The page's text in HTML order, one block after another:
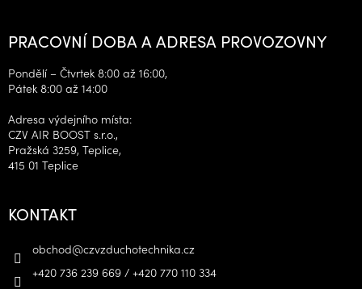
PRACOVNÍ DOBA A ADRESA PROVOZOVNY
Pondělí – Čtvrtek 8:00 až 16:00,
Pátek 8:00 až 14:00
Adresa výdejního místa:
CZV AIR BOOST s.r.o.,
Pražská 3259, Teplice,
415 01 Teplice
KONTAKT
obchod@czvzduchotechnika.cz
+420 736 239 669 / +420 770 110 334